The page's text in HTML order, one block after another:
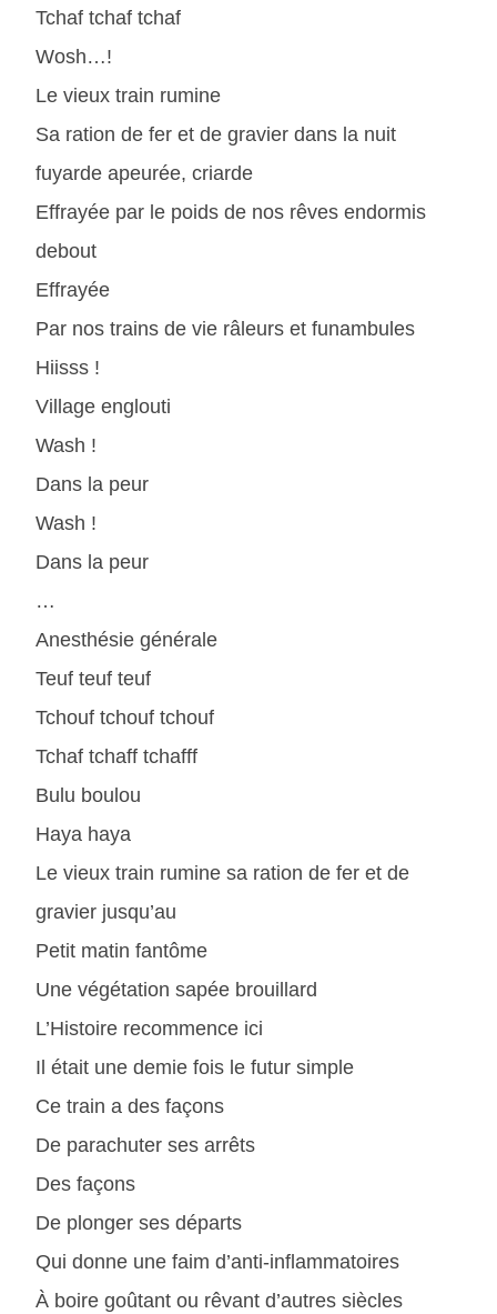
Tchaf tchaf tchaf
Wosh…!
Le vieux train rumine
Sa ration de fer et de gravier dans la nuit
fuyarde apeurée, criarde
Effrayée par le poids de nos rêves endormis
debout
Effrayée
Par nos trains de vie râleurs et funambules
Hiisss !
Village englouti
Wash !
Dans la peur
Wash !
Dans la peur
…
Anesthésie générale
Teuf teuf teuf
Tchouf tchouf tchouf
Tchaf tchaff tchafff
Bulu boulou
Haya haya
Le vieux train rumine sa ration de fer et de
gravier jusqu’au
Petit matin fantôme
Une végétation sapée brouillard
L’Histoire recommence ici
Il était une demie fois le futur simple
Ce train a des façons
De parachuter ses arrêts
Des façons
De plonger ses départs
Qui donne une faim d’anti-inflammatoires
À boire goûtant ou rêvant d’autres siècles